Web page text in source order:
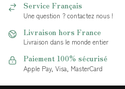
Service Français
Une question ? contactez nous !
Livraison hors France
Livraison dans le monde entier
Paiement 100% sécurisé
Apple Pay, Visa, MasterCard